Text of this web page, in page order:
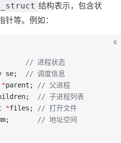
结构表示，包含状
等。例如：
c
// 进程状态
se;
  // 调度信息
*parent;
// 父进程
  // 子进程列表
*files;
// 打开文件
       // 地址空间